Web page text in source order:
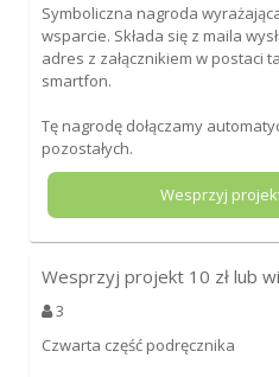
Symboliczna nagroda
wsparcie. Składa się z maila
adres z załącznikiem w postaci
smartfon.
Tę nagrodę dołączamy
pozostałych.
Wesprzyj
Wesprzyj projekt 10 zł lub
3
Czwarta część podręcznika